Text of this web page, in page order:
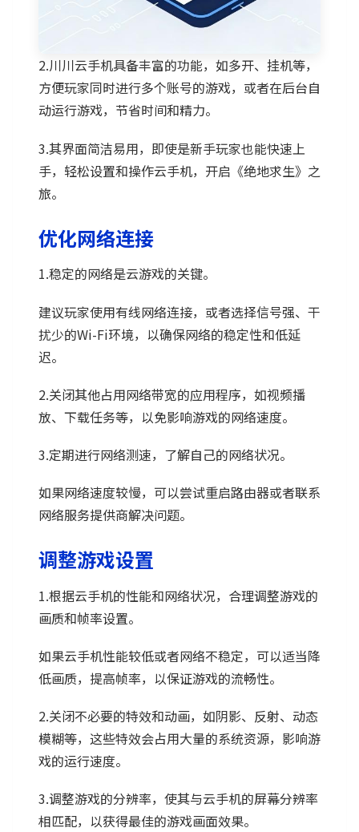
2.川川云手机具备丰富的功能，如多开、挂机等，
方便玩家同时进行多个账号的游戏，或者在后台自
动运行游戏，节省时间和精力。
3.其界面简洁易用，即使是新手玩家也能快速上
手，轻松设置和操作云手机，开启《绝地求生》之
旅。
优化网络连接
1.稳定的网络是云游戏的关键。
建议玩家使用有线网络连接，或者选择信号强、干
扰少的Wi-Fi环境，以确保网络的稳定性和低延
迟。
2.关闭其他占用网络带宽的应用程序，如视频播
放、下载任务等，以免影响游戏的网络速度。
3.定期进行网络测速，了解自己的网络状况。
如果网络速度较慢，可以尝试重启路由器或者联系
网络服务提供商解决问题。
调整游戏设置
1.根据云手机的性能和网络状况，合理调整游戏的
画质和帧率设置。
如果云手机性能较低或者网络不稳定，可以适当降
低画质，提高帧率，以保证游戏的流畅性。
2.关闭不必要的特效和动画，如阴影、反射、动态
模糊等，这些特效会占用大量的系统资源，影响游
戏的运行速度。
3.调整游戏的分辨率，使其与云手机的屏幕分辨率
相匹配，以获得最佳的游戏画面效果。